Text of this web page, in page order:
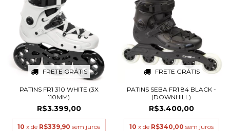
FRETE GRÁTIS
PATINS FR1 310 WHITE (3X
110MM)
R$3.399,00
10 x de R$339,90 sem juros
FRETE GRÁTIS
PATINS SEBA FR1 84 BLACK -
(DOWNHILL)
R$3.400,00
10 x de R$340,00 sem juros